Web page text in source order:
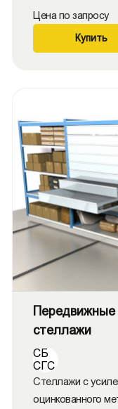
Цена по запросу
Купить
Передвижные
стеллажи
СБ
СГС
Стеллажи с
оцинкованного